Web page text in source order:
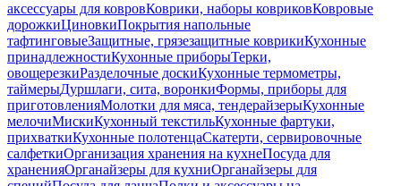
аксессуары для ковровКоврики, наборы ковриковКовровые
дорожкиЦиновкиПокрытия напольные
тафтинговыеЗащитные, грязезащитные коврикиКухонные
принадлежностиКухонные приборыТерки,
овощерезкиРазделочные доскиКухонные термометры,
таймерыДуршлаги, сита, воронкиФормы, приборы для
приготовленияМолотки для мяса, тендерайзерыКухонные
мелочиМискиКухонный текстильКухонные фартуки,
прихваткиКухонные полотенцаСкатерти, сервировочные
салфеткиОрганизация хранения на кухнеПосуда для
храненияОрганайзеры для кухниОрганайзеры для